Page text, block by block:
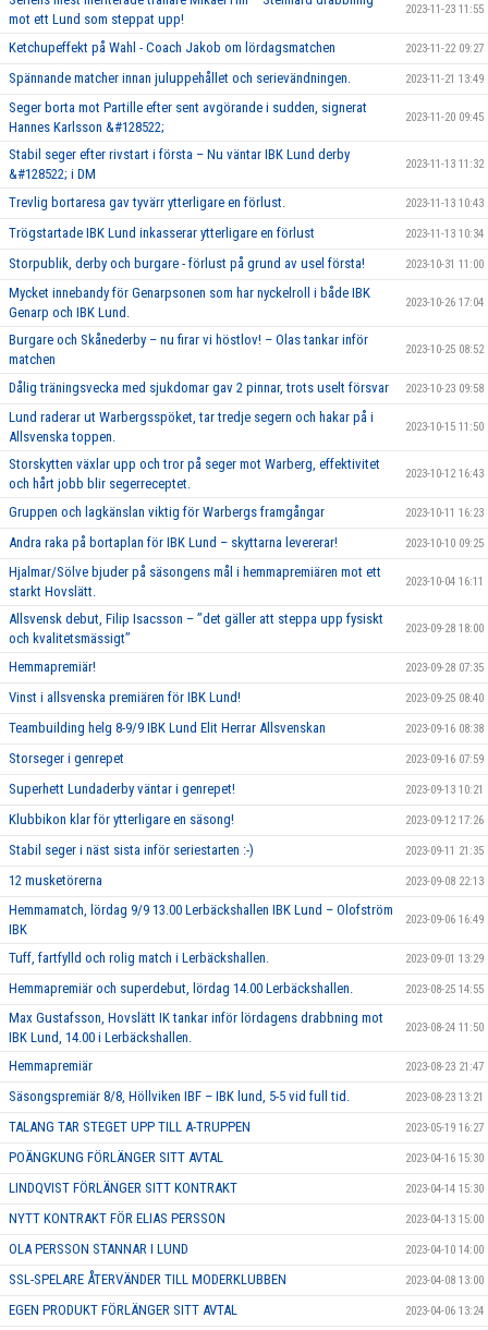
mot ett Lund som steppat upp!
2023-11-23 11:55
Ketchupeffekt på Wahl - Coach Jakob om lördagsmatchen 2023-11-22 09:27
Spännande matcher innan juluppehållet och serievändningen. 2023-11-21 13:49
Seger borta mot Partille efter sent avgörande i sudden, signerat
Hannes Karlsson &#128522;
2023-11-20 09:45
Stabil seger efter rivstart i första – Nu väntar IBK Lund derby
&#128522; i DM
2023-11-13 11:32
Trevlig bortaresa gav tyvärr ytterligare en förlust. 2023-11-13 10:43
Trögstartade IBK Lund inkasserar ytterligare en förlust 2023-11-13 10:34
Storpublik, derby och burgare - förlust på grund av usel första! 2023-10-31 11:00
Mycket innebandy för Genarpsonen som har nyckelroll i både IBK
Genarp och IBK Lund.
2023-10-26 17:04
Burgare och Skånederby – nu firar vi höstlov! – Olas tankar inför
matchen
2023-10-25 08:52
Dålig träningsvecka med sjukdomar gav 2 pinnar, trots uselt försvar 2023-10-23 09:58
Lund raderar ut Warbergsspöket, tar tredje segern och hakar på i
Allsvenska toppen.
2023-10-15 11:50
Storskytten växlar upp och tror på seger mot Warberg, effektivitet
och hårt jobb blir segerreceptet.
2023-10-12 16:43
Gruppen och lagkänslan viktig för Warbergs framgångar 2023-10-11 16:23
Andra raka på bortaplan för IBK Lund – skyttarna levererar! 2023-10-10 09:25
Hjalmar/Sölve bjuder på säsongens mål i hemmapremiären mot ett
starkt Hovslätt.
2023-10-04 16:11
Allsvensk debut, Filip Isacsson – ’’det gäller att steppa upp fysiskt
och kvalitetsmässigt’’
2023-09-28 18:00
Hemmapremiär! 2023-09-28 07:35
Vinst i allsvenska premiären för IBK Lund! 2023-09-25 08:40
Teambuilding helg 8-9/9 IBK Lund Elit Herrar Allsvenskan 2023-09-16 08:38
Storseger i genrepet 2023-09-16 07:59
Superhett Lundaderby väntar i genrepet! 2023-09-13 10:21
Klubbikon klar för ytterligare en säsong! 2023-09-12 17:26
Stabil seger i näst sista inför seriestarten :-) 2023-09-11 21:35
12 musketörerna 2023-09-08 22:13
Hemmamatch, lördag 9/9 13.00 Lerbäckshallen IBK Lund – Olofström
IBK
2023-09-06 16:49
Tuff, fartfylld och rolig match i Lerbäckshallen. 2023-09-01 13:29
Hemmapremiär och superdebut, lördag 14.00 Lerbäckshallen. 2023-08-25 14:55
Max Gustafsson, Hovslätt IK tankar inför lördagens drabbning mot
IBK Lund, 14.00 i Lerbäckshallen.
2023-08-24 11:50
Hemmapremiär 2023-08-23 21:47
Säsongspremiär 8/8, Höllviken IBF – IBK lund, 5-5 vid full tid. 2023-08-23 13:21
TALANG TAR STEGET UPP TILL A-TRUPPEN 2023-05-19 16:27
POÄNGKUNG FÖRLÄNGER SITT AVTAL 2023-04-16 15:30
LINDQVIST FÖRLÄNGER SITT KONTRAKT 2023-04-14 15:30
NYTT KONTRAKT FÖR ELIAS PERSSON 2023-04-13 15:00
OLA PERSSON STANNAR I LUND 2023-04-10 14:00
SSL-SPELARE ÅTERVÄNDER TILL MODERKLUBBEN 2023-04-08 13:00
EGEN PRODUKT FÖRLÄNGER SITT AVTAL 2023-04-06 13:24